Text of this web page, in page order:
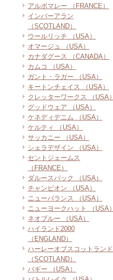
アルボマレー （FRANCE）
インバーアラン
（SCOTLAND）
ウールリッチ （USA）
オマージュ （USA）
カナダグース （CANADA）
カムコ （USA）
ガント・ラガー （USA）
キートンチェイス （USA）
クレッターワークス （USA）
グッドウェア （USA）
ケネディデニム （USA）
ケルティ （USA）
サッカニー （USA）
シェラデザイン （USA）
セントジェームス
（FRANCE）
ダルースパック （USA）
チャンピオン （USA）
ニューバランス （USA）
ニューヨークハット （USA）
ネオブルー （USA）
ハイランド2000
（ENGLAND）
ハーレーオブスコットランド
（SCOTLAND）
バギー （USA）